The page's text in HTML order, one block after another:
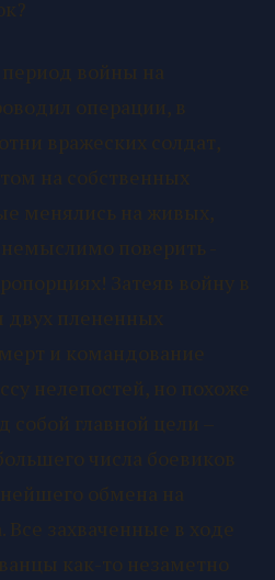
войны на
операции, в
вражеских солдат,
менялись на живых,
немыслимо поверить -
Затеяв войну в
плененных
и командование
нелепостей, но похоже
собой главной цели –
числа боевиков
обмена на
Все захваченные в ходе
как-то незаметно